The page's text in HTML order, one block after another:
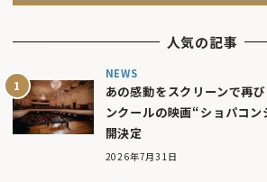
人気の記事
NEWS
あの感動をスクリーンで再
ンクールの映画“ショパコ
開決定
2026年7月31日